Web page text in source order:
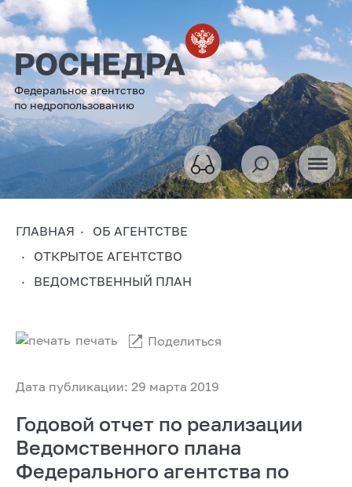
Федеральное агентство
по недропользованию
ГЛАВНАЯ
ОБ АГЕНТСТВЕ
ОТКРЫТОЕ АГЕНТСТВО
ВЕДОМСТВЕННЫЙ ПЛАН
Дата публикации: 29 марта 2019
печать Поделиться
Годовой отчет по реализации
Ведомственного плана
Федерального агентства по